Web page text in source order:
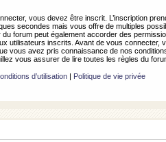
vous devez être inscrit. L’inscription
secondes mais vous offre de multiples
du forum peut également accorder des
utilisateurs inscrits. Avant de vous connecter,
vous avez pris connaissance de nos
vous assurer de lire toutes les règles du
d’utilisation| Politique de vie privée